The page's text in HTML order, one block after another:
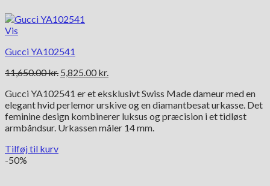
Vis
Gucci YA102541
11,650.00kr. Den
pris
var:
11,650.00 kr..
5,825.00 kr.
pris
er:
5,825.00 kr..
Gucci YA102541 er et eksklusivt Swiss Made dameur med en
elegant hvid perlemor urskive og en diamantbesat urkasse. Det
feminine design kombinerer luksus og præcision i et tidløst
armbåndsur. Urkassen måler 14 mm.
Tilføj til kurv
-50%